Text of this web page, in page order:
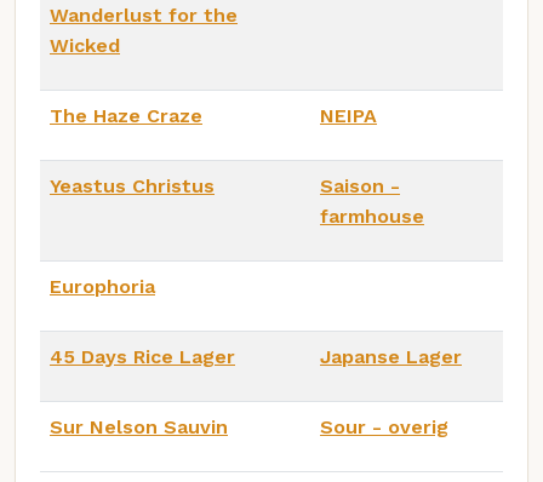
Wanderlust for the
Wicked
The Haze Craze NEIPA
Yeastus Christus
Saison -
farmhouse
Europhoria
45 Days Rice Lager Japanse Lager
Sur Nelson Sauvin Sour - overig